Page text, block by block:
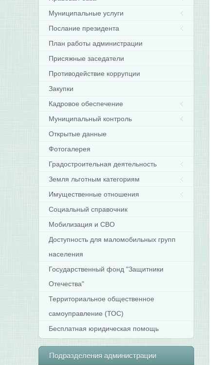
Муниципальные услуги
Послание президента
План работы администрации
Присяжные заседатели
Противодействие коррупции
Закупки
Кадровое обеспечение
Муниципальный контроль
Открытые данные
Фотогалерея
Градостроительная деятельность
Земля льготным категориям
Имущественные отношения
Социальный справочник
Мобилизация и СВО
Доступность для маломобильных групп
населения
Государственный фонд "Защитники
Отечества"
Территориальное общественное
самоуправление (ТОС)
Бесплатная юридическая помощь
Подразделения администрации